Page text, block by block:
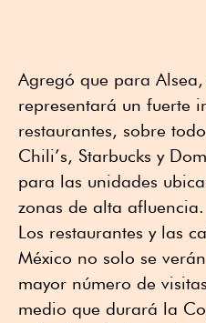
Agregó que para
representará un fuerte
restaurantes, sobre
Chili’s, Starbucks y
para las unidades
zonas de alta afluencia.
Los restaurantes y las
México no solo se
mayor número de
medio que durará la